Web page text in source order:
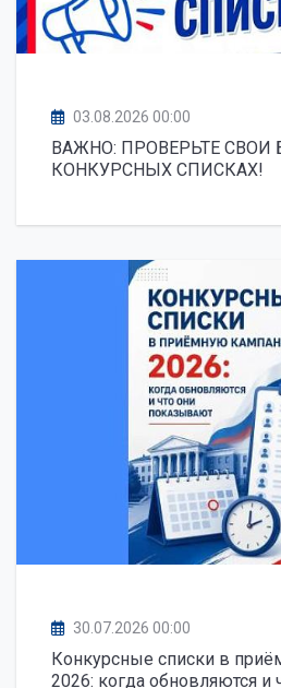
03.08.2026 00:00
ВАЖНО: ПРОВЕРЬТЕ СВОИ
КОНКУРСНЫХ СПИСКАХ!
30.07.2026 00:00
Конкурсные списки в
2026: когда обновляются и